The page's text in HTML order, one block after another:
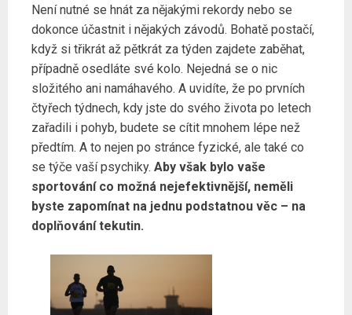
Není nutné se hnát za nějakými rekordy nebo se
dokonce účastnit i nějakých závodů. Bohatě postačí,
když si třikrát až pětkrát za týden zajdete zaběhat,
případně osedláte své kolo. Nejedná se o nic
složitého ani namáhavého. A uvidíte, že po prvních
čtyřech týdnech, kdy jste do svého života po letech
zařadili i pohyb, budete se cítit mnohem lépe než
předtím. A to nejen po stránce fyzické, ale také co
se týče vaší psychiky. Aby však bylo vaše
sportování co možná nejefektivnější, neměli
byste zapomínat na jednu podstatnou věc – na
doplňování tekutin.